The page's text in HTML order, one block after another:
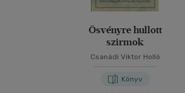
Ösvényre hullott
szirmok
Csanádi Viktor Holló
Könyv